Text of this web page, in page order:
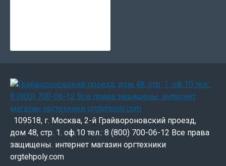
109518, г. Москва, 2-й Грайвороновский проезд,
дом 48, стр. 1. оф.10 тел.: 8 (800) 700-06-12 Все права
защищены. интернет магазин оргтехники
orgtehpoly.com